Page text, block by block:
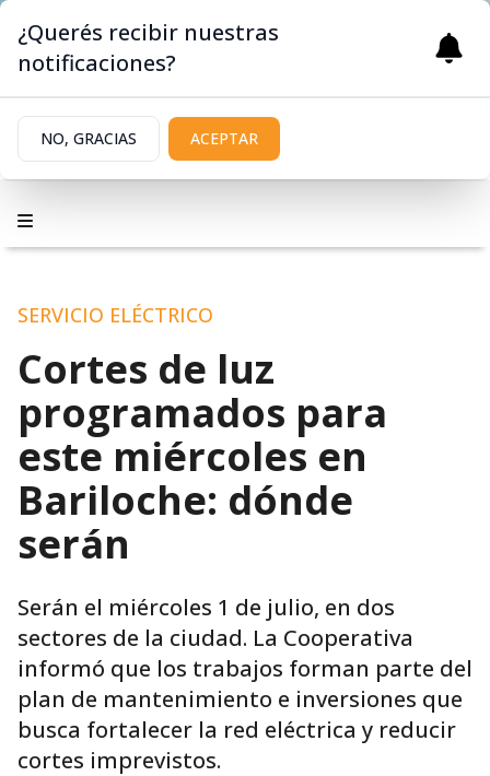
SERVICIO ELÉCTRICO
Cortes de luz
programados para
este miércoles en
Bariloche: dónde
serán
Serán el miércoles 1 de julio, en dos
sectores de la ciudad. La Cooperativa
informó que los trabajos forman parte del
plan de mantenimiento e inversiones que
busca fortalecer la red eléctrica y reducir
cortes imprevistos.
¿Querés recibir nuestras
notificaciones?
NO, GRACIAS ACEPTAR